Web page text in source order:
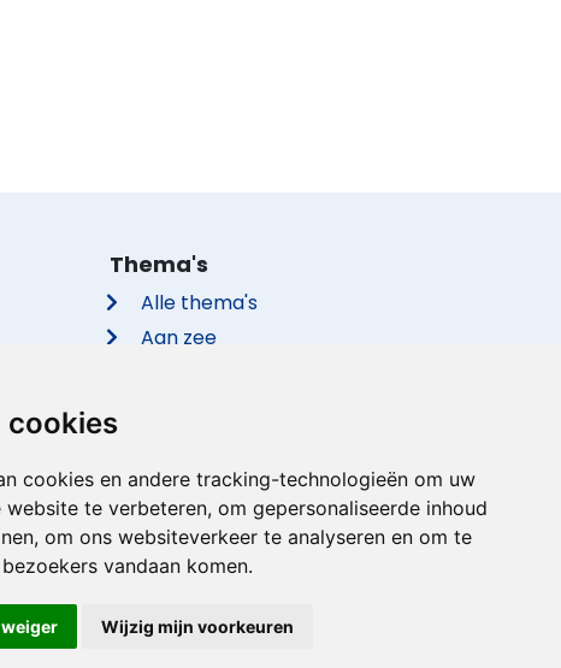
cookies
cookies en andere tracking-technologieën om uw
te verbeteren, om gepersonaliseerde inhoud
om ons websiteverkeer te analyseren en om te
vandaan komen.
Wijzig mijn voorkeuren
Thema's
Alle thema's
Aan zee
Met privé zwembad
Met sauna
|Imprint